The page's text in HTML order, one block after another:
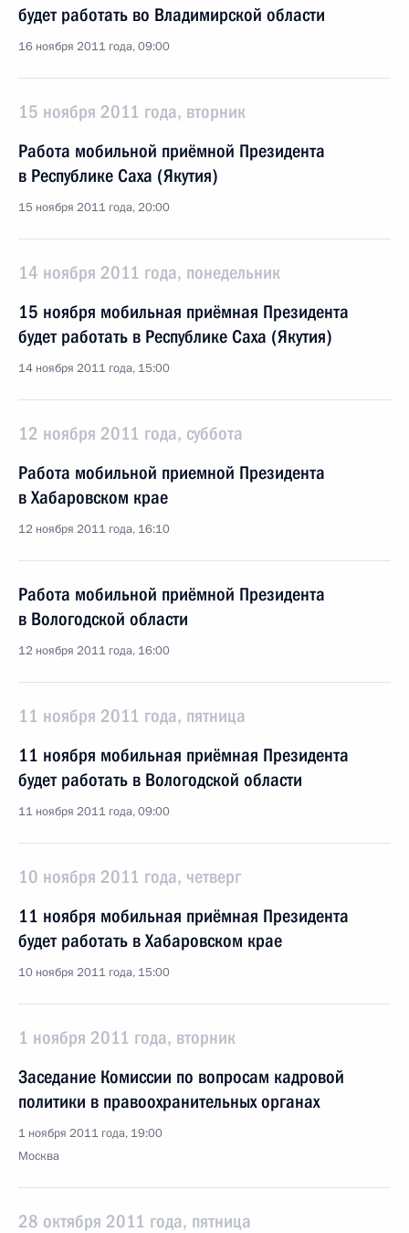
будет работать во Владимирской области
16 ноября 2011 года, 09:00
15 ноября 2011 года, вторник
Работа мобильной приёмной Президента
в Республике Саха (Якутия)
15 ноября 2011 года, 20:00
14 ноября 2011 года, понедельник
15 ноября мобильная приёмная Президента
будет работать в Республике Саха (Якутия)
14 ноября 2011 года, 15:00
12 ноября 2011 года, суббота
Работа мобильной приемной Президента
в Хабаровском крае
12 ноября 2011 года, 16:10
Работа мобильной приёмной Президента
в Вологодской области
12 ноября 2011 года, 16:00
11 ноября 2011 года, пятница
11 ноября мобильная приёмная Президента
будет работать в Вологодской области
11 ноября 2011 года, 09:00
10 ноября 2011 года, четверг
11 ноября мобильная приёмная Президента
будет работать в Хабаровском крае
10 ноября 2011 года, 15:00
1 ноября 2011 года, вторник
Заседание Комиссии по вопросам кадровой
политики в правоохранительных органах
1 ноября 2011 года, 19:00
Москва
28 октября 2011 года, пятница